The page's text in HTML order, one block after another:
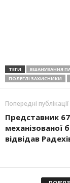
ТЕГИ ВШАНУВАННЯ
ПОЛЕГЛІ ЗАХИСНИКИ
Попередні публікації
Представник
механізованої
відвідав